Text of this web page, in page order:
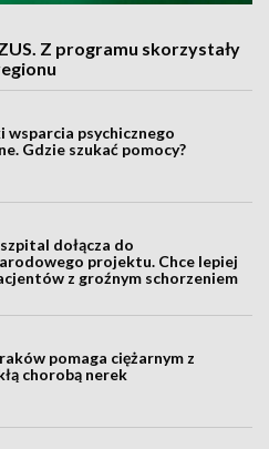
Z programu skorzystały
wsparcia psychicznego
Gdzie szukać pomocy?
dołącza do
projektu. Chce lepiej
z groźnym schorzeniem
pomaga ciężarnym z
chorobą nerek